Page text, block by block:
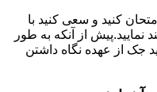
کنید و سعی کنید با
نمایید.پیش از آنکه به طور
جک از عهده نگاه داشتن